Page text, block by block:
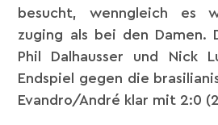
besucht, wenngleich es
zuging als bei den Damen.
Phil Dalhausser und Nick
Endspiel gegen die
Evandro/André klar mit 2:0